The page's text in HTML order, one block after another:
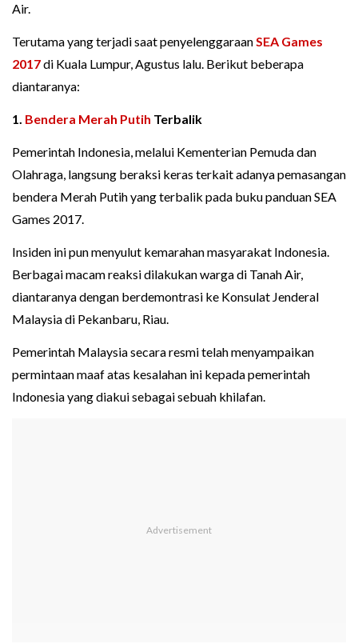
Air.
Terutama yang terjadi saat penyelenggaraanSEA Games
2017di Kuala Lumpur, Agustus lalu. Berikut beberapa
diantaranya:
1. Bendera Merah Putih Terbalik
Pemerintah Indonesia, melalui Kementerian Pemuda dan
Olahraga, langsung beraksi keras terkait adanya pemasangan
bendera Merah Putih yang terbalik pada buku panduan SEA
Games 2017.
Insiden ini pun menyulut kemarahan masyarakat Indonesia.
Berbagai macam reaksi dilakukan warga di Tanah Air,
diantaranya dengan berdemontrasi ke Konsulat Jenderal
Malaysia di Pekanbaru, Riau.
Pemerintah Malaysia secara resmi telah menyampaikan
permintaan maaf atas kesalahan ini kepada pemerintah
Indonesia yang diakui sebagai sebuah khilafan.